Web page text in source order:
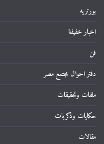
بورتريه
اخبار خفيفة
فن
دفتر احوال مجتمع مصر
ملفات وتحقيقات
حكايات وذكريات
مقالات